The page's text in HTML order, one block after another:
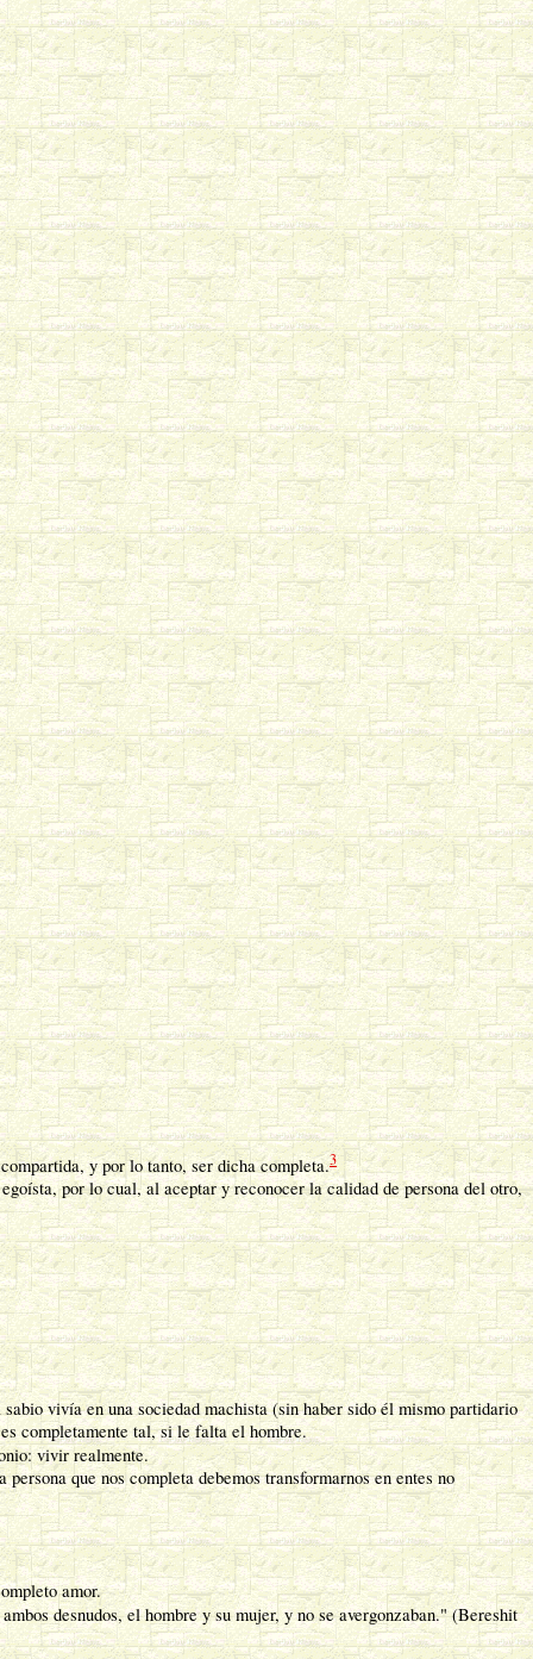
y por lo tanto, ser dicha completa.3
por lo cual, al aceptar y reconocer la calidad de persona del otro,
vivía en una sociedad machista (sin haber sido él mismo partidario
completamente tal, si le falta el hombre.
vivir realmente.
que nos completa debemos transformarnos en entes no
amor.
desnudos, el hombre y su mujer, y no se avergonzaban." (Bereshit